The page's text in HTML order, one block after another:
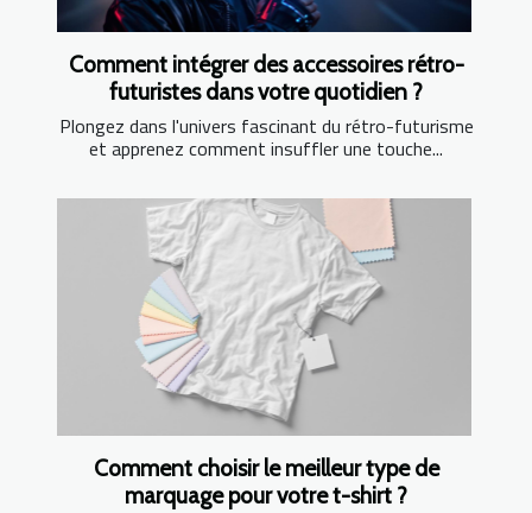
Comment intégrer des accessoires rétro-
futuristes dans votre quotidien ?
Plongez dans l'univers fascinant du rétro-futurisme
et apprenez comment insuffler une touche...
Comment choisir le meilleur type de
marquage pour votre t-shirt ?